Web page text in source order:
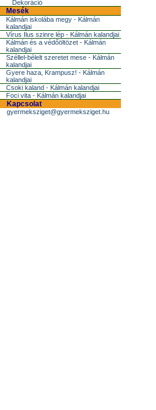
Dekoráció
Mesék
Kálmán iskolába megy - Kálmán
kalandjai
Vírus Ilus szinre lép - Kálmán kalandjai
Kálmán és a védőöltözet - Kálmán
kalandjai
Széllel-bélelt szeretet mese - Kálmán
kalandjai
Gyere haza, Krampusz! - Kálmán
kalandjai
Csoki kaland - Kálmán kalandjai
Foci vita - Kálmán kalandjai
Kapcsolat
gyermeksziget@gyermeksziget.hu